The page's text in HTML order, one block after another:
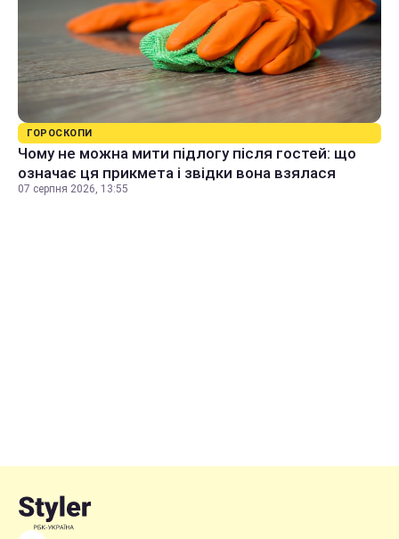
ГОРОСКОПИ
Чому не можна мити підлогу після гостей: що
означає ця прикмета і звідки вона взялася
07 серпня 2026, 13:55